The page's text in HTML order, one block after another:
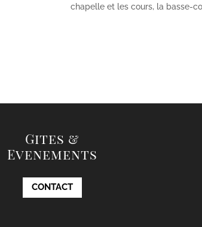
chapelle et les cours, la basse-
Gites &
Evenements
CONTACT